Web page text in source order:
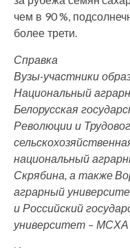
чем в 90 %,
более трети.
Справка
Вузы-участники
Национальный
Белорусская
Революции и
национальный
Скрябина, а также
аграрный
и Российский
университет – МСХА